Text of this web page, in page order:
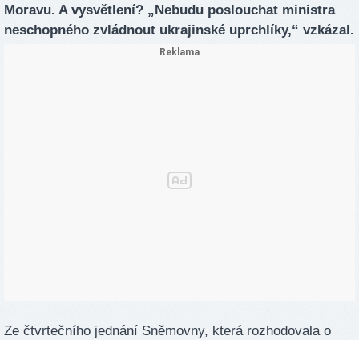
Moravu. A vysvětlení? „Nebudu poslouchat ministra
neschopného zvládnout ukrajinské uprchlíky,“ vzkázal.
Ze čtvrtečního jednání Sněmovny, která rozhodovala o